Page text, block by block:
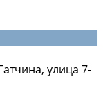
улица 7-